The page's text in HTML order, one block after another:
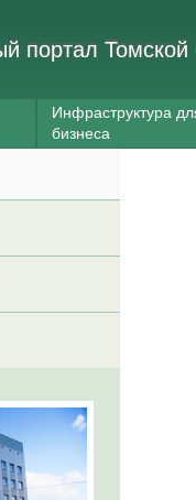
портал Томской
Инфраструктура
бизнеса